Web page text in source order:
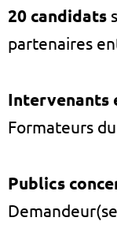
20 candidats
partenaires
Intervenants
Formateurs
Publics